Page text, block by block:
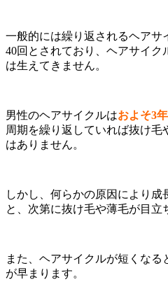
一般的には繰り返されるヘアサ
40回とされており、ヘアサイ
は生えてきません。
男性のヘアサイクルはおよそ3
周期を繰り返していれば抜け毛
はありません。
しかし、何らかの原因により成
と、次第に抜け毛や薄毛が目立
また、ヘアサイクルが短くなる
が早まります。